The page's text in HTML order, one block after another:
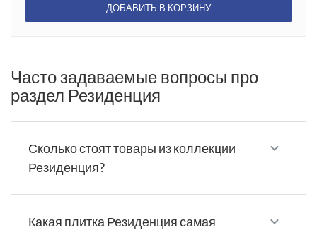
ДОБАВИТЬ В КОРЗИНУ
Часто задаваемые вопросы про
раздел Резиденция
Сколько стоят товары из коллекции
Резиденция?
Какая плитка Резиденция самая